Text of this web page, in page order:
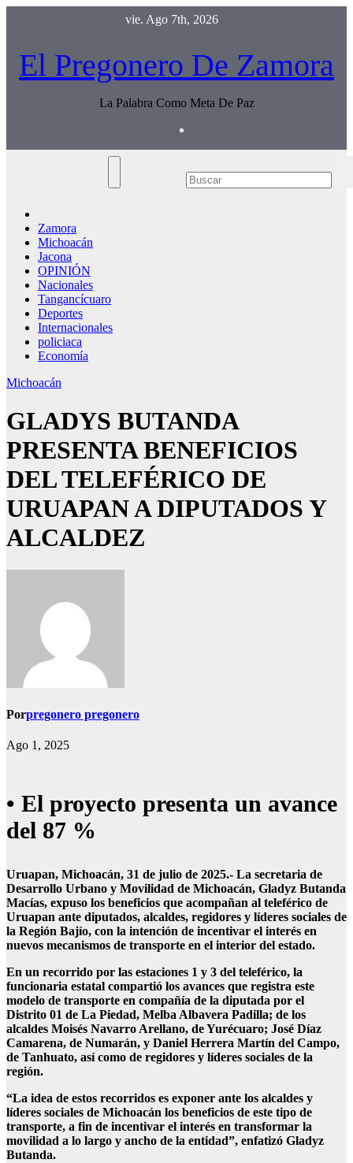
vie. Ago 7th, 2026
El Pregonero De Zamora
La Palabra Como Meta De Paz
Zamora
Michoacán
Jacona
OPINIÓN
Nacionales
Tangancícuaro
Deportes
Internacionales
policiaca
Economía
Michoacán
GLADYS BUTANDA
PRESENTA BENEFICIOS
DEL TELEFÉRICO DE
URUAPAN A DIPUTADOS Y
ALCALDEZ
Porpregonero pregonero
Ago 1, 2025
• El proyecto presenta un avance
del 87 %
Uruapan, Michoacán, 31 de julio de 2025.- La secretaria de
Desarrollo Urbano y Movilidad de Michoacán, Gladyz Butanda
Macías, expuso los beneficios que acompañan al teleférico de
Uruapan ante diputados, alcaldes, regidores y líderes sociales de
la Región Bajío, con la intención de incentivar el interés en
nuevos mecanismos de transporte en el interior del estado.
En un recorrido por las estaciones 1 y 3 del teleférico, la
funcionaria estatal compartió los avances que registra este
modelo de transporte en compañía de la diputada por el
Distrito 01 de La Piedad, Melba Albavera Padilla; de los
alcaldes Moisés Navarro Arellano, de Yurécuaro; José Díaz
Camarena, de Numarán, y Daniel Herrera Martín del Campo,
de Tanhuato, así como de regidores y líderes sociales de la
región.
“La idea de estos recorridos es exponer ante los alcaldes y
líderes sociales de Michoacán los beneficios de este tipo de
transporte, a fin de incentivar el interés en transformar la
movilidad a lo largo y ancho de la entidad”, enfatizó Gladyz
Butanda.